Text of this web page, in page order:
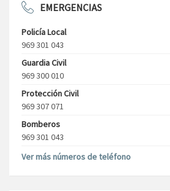
EMERGENCIAS
Policía Local
969 301 043
Guardia Civil
969 300 010
Protección Civil
969 307 071
Bomberos
969 301 043
Ver más números de teléfono